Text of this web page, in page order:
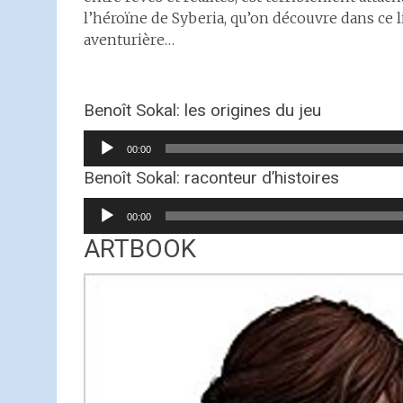
l’héroïne de Syberia, qu’on découvre dans
aventurière…
Benoît Sokal: les origines du jeu
Lecteur
audio
00:00
Benoît Sokal: raconteur d’histoires
Lecteur
audio
00:00
ARTBOOK